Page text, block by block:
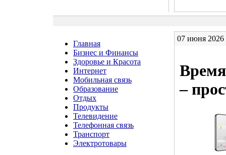
Главная
Бизнес и Финансы
Здоровье и Красота
Интернет
Мобильная связь
Образование
Отдых
Продукты
Телевидение
Телефонная связь
Транспорт
Электротовары
07 июня 2026
–